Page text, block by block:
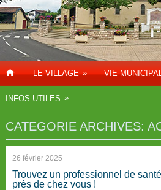
LE VILLAGE » VIE
INFOS UTILES »
CATEGORIE ARCHIVES:
26 février 2025
Trouvez un professionnel de santé
près de chez vous !